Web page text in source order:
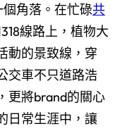
角落。在忙碌共
線路上，植物大
動的景致線，穿
交車不只道路浩
更將brand的關心
日常生涯中，讓